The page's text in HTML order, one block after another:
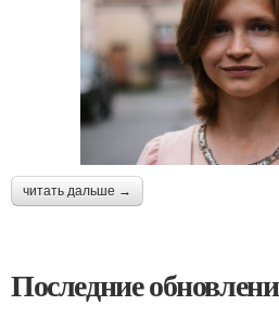
читать дальше →
Последние